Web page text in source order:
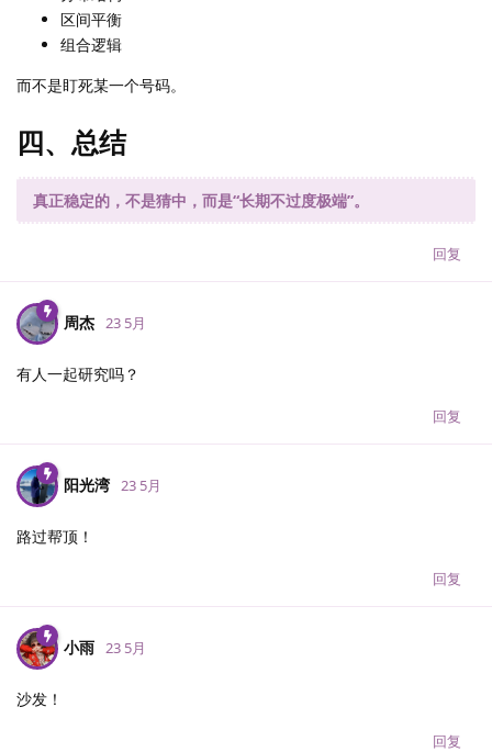
区间平衡
组合逻辑
而不是盯死某一个号码。
四、总结
真正稳定的，不是猜中，而是“长期不过度极端”。
回复
周杰 23 5月
有人一起研究吗？
回复
阳光湾 23 5月
路过帮顶！
回复
小雨 23 5月
沙发！
回复